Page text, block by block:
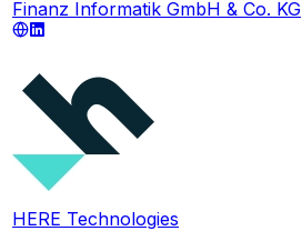
Finanz Informatik GmbH & Co. KG
HERE Technologies